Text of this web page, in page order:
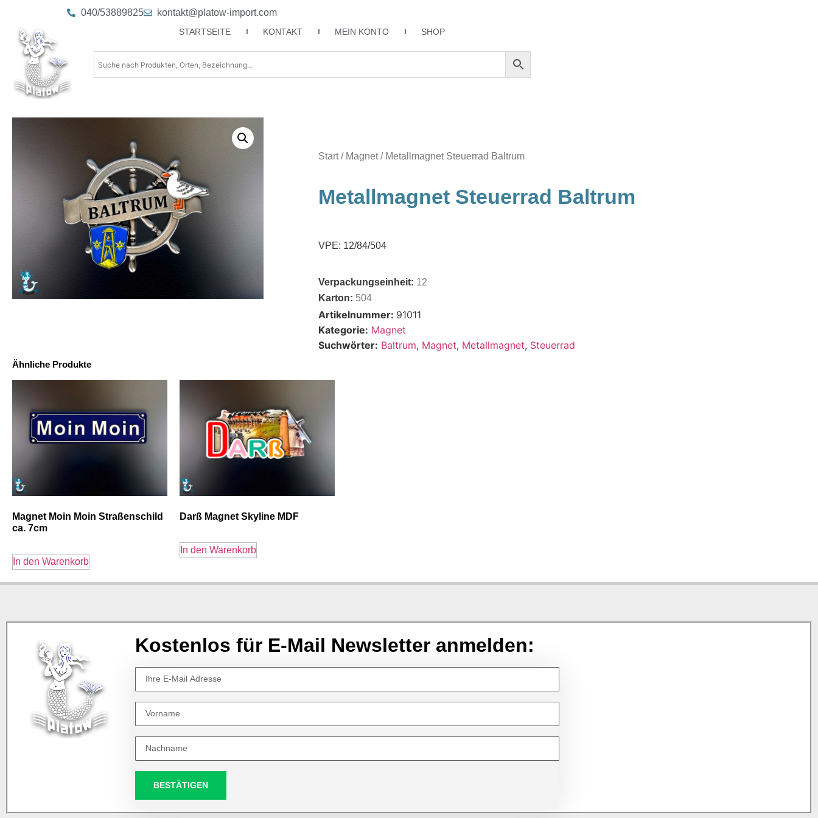
040/53889825 kontakt@platow-import.com
STARTSEITE KONTAKT MEIN KONTO SHOP
Start/ Magnet/ Metallmagnet Steuerrad Baltrum
Metallmagnet Steuerrad Baltrum
VPE: 12/84/504
Verpackungseinheit: 12
Karton: 504
Artikelnummer: 91011
Kategorie: Magnet
Suchwörter: Baltrum, Magnet, Metallmagnet, Steuerrad
Ähnliche Produkte
Magnet Moin Moin Straßenschild
ca. 7cm
In den Warenkorb
Darß Magnet Skyline MDF
In den Warenkorb
Kostenlos für E-Mail Newsletter anmelden:
BESTÄTIGEN